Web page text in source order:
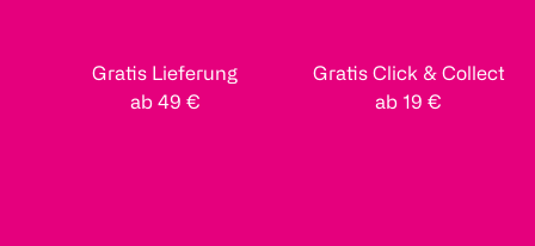
Gratis Lieferung
ab 49 €
Gratis Click & Collect
ab 19 €